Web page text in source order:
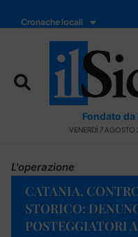
Cronache locali
Fondato
VENERDÌ 7
L'operazione
CATANIA,
STORICO:
POSTEGGIATORI